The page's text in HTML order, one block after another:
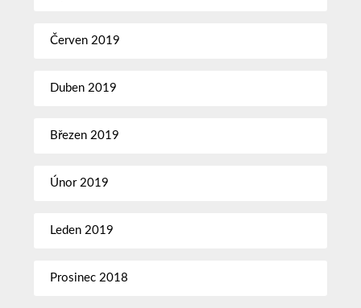
Červen 2019
Duben 2019
Březen 2019
Únor 2019
Leden 2019
Prosinec 2018